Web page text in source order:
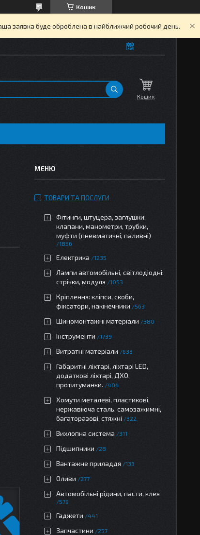
Кошик
заявка буде оброблена в найближчий робочий день.
Кошик
ТОВАРИ ТА ПОСЛУГИ
Фітинги, штуцера, заглушки,
клапани, манометри, трубки,
муфти (пневматичні, паливні)
1856
Електрика 1235
Лампи автомобільні, світлодіодні:
стрічки, модуля
1053
Кріплення: кліпси, скоби,
фіксатори, накінечники
563
Шиномонтажні матеріали 380
Інструменти 1739
Витратні матеріали 633
Габаритні ліхтарі, ліхтарі LED,
додаткові ліхтарі, ДХО,
протитуманки.
404
Хомути металеві, пластикові,
нержавіюча сталь, самозажимні,
багаторазові, стяжні
322
Вихлопна система 311
Підшипники 28
Вантажне приладдя 133
Оливи 277
Автомобільні рідини, пасти, клея
579
Гаджети 441
Запчастини 257